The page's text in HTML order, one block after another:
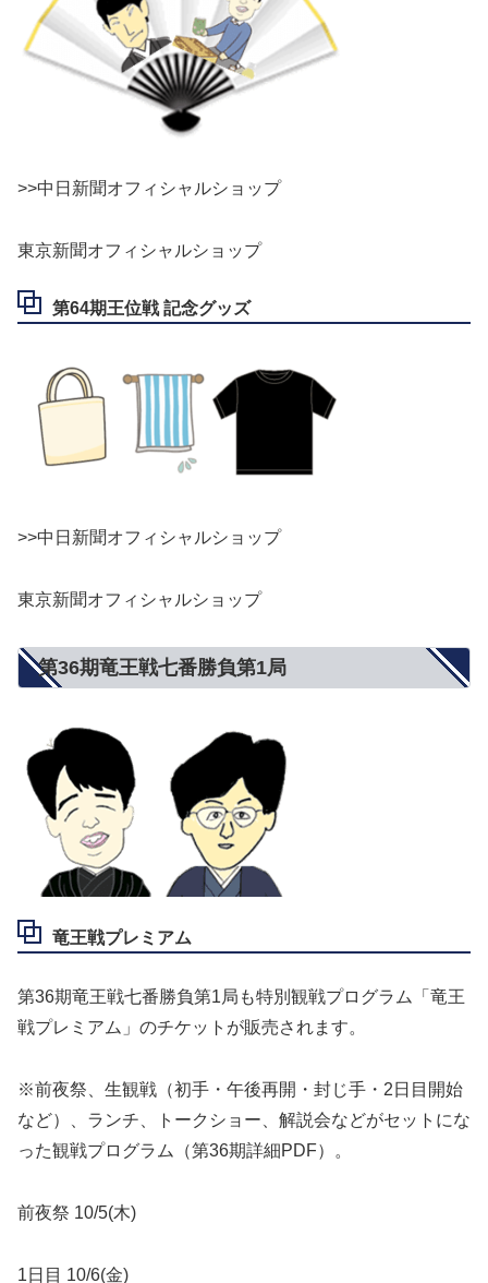
>>中日新聞オフィシャルショップ
東京新聞オフィシャルショップ
第64期王位戦 記念グッズ
>>中日新聞オフィシャルショップ
東京新聞オフィシャルショップ
第36期竜王戦七番勝負第1局
竜王戦プレミアム
第36期竜王戦七番勝負第1局も特別観戦プログラム「竜王
戦プレミアム」のチケットが販売されます。
※前夜祭、生観戦（初手・午後再開・封じ手・2日目開始
など）、ランチ、トークショー、解説会などがセットにな
った観戦プログラム（第36期詳細PDF）。
前夜祭 10/5(木)
1日目 10/6(金)